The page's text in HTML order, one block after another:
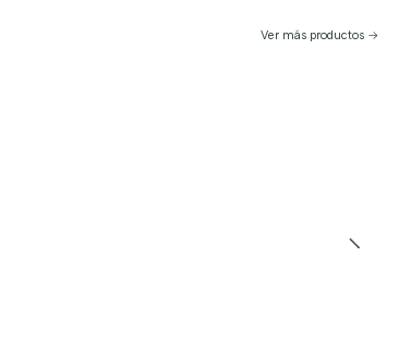
Ver más productos